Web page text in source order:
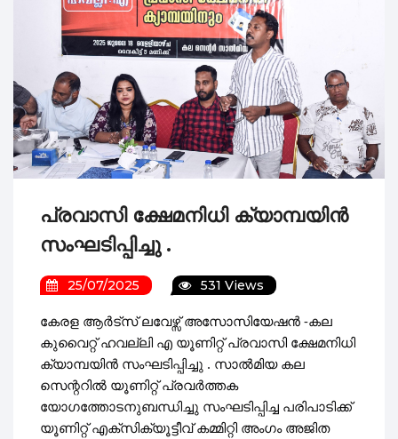
കല കുവൈറ്റ്‌ ഫിലിം
ചെറിയ ഫ്രെയിമുകളിൽ
മലയാളം മിഷൻ കുവൈറ്റ്‌
മരണാനന്തര സഹായം
പ്രവാസി ക്ഷേമനിധി ക്യാമ്പയിൻ
സംഘടിപ്പിച്ചു .
25/07/2025 531 Views
കേരള ആർട്സ് ലവേഴ്സ് അസോസിയേഷൻ -കല
കുവൈറ്റ് ഹവല്ലി എ യൂണിറ്റ് പ്രവാസി ക്ഷേമനിധി
ക്യാമ്പയിൻ സംഘടിപ്പിച്ചു . സാൽമിയ കല
സെന്ററിൽ യൂണിറ്റ് പ്രവർത്തക
യോഗത്തോടനുബന്ധിച്ചു സംഘടിപ്പിച്ച പരിപാടിക്ക്
യൂണിറ്റ് എക്സിക്യൂട്ടീവ് കമ്മിറ്റി അംഗം അജിത